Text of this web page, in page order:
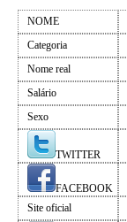
NOME
Categoria
Nome real
Salário
Sexo
TWITTER
FACEBOOK
Site oficial